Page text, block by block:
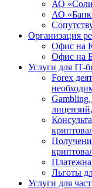
АО
АО
Организация
Офис на
Офис на
Услуги для IT-
Forex
Льготы
Услуги для